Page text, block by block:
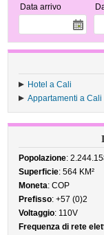
Data arrivo
Hotel a Cali
Appartamenti a Cali
Popolazione:
Superficie: 564 KM²
Moneta: COP
Prefisso: +57 (0)2
Voltaggio: 110V
Frequenza di rete